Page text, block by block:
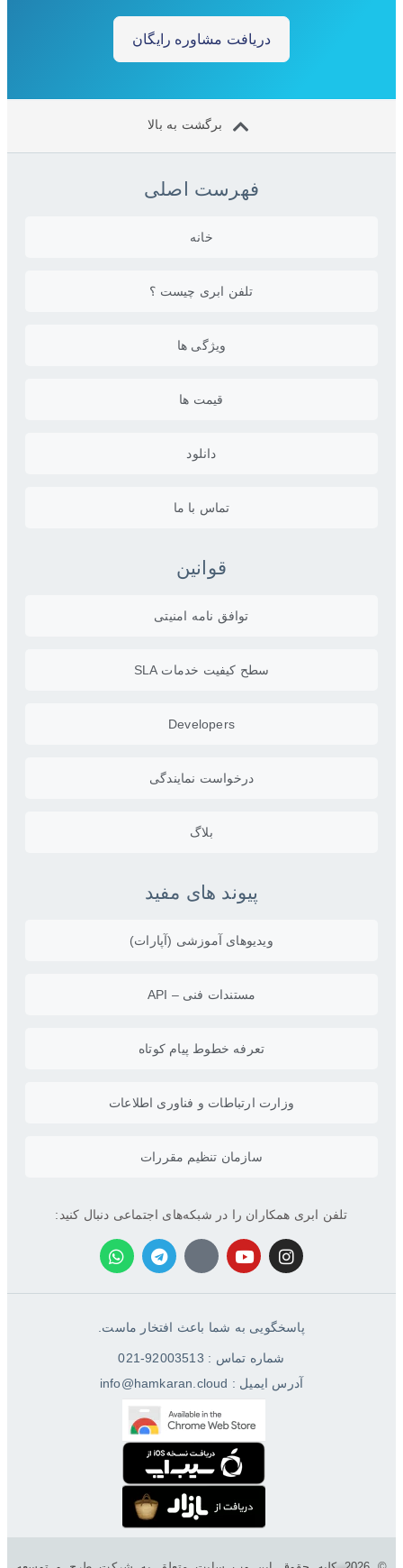
دریافت مشاوره رایگان
برگشت به بالا
فهرست اصلی
خانه
تلفن ابری چیست ؟
ویژگی ها
قیمت ها
دانلود
تماس با ما
قوانین
توافق نامه امنیتی
سطح کیفیت خدمات SLA
Developers
درخواست نمایندگی
بلاگ
پیوند های مفید
ویدیو‌های آموزشی (آپارات)
مستندات فنی – API
تعرفه خطوط پیام کوتاه
وزارت ارتباطات و فناوری اطلاعات
سازمان تنظیم مقررات
تلفن ابری همکاران را در شبکه‌های اجتماعی دنبال کنید:
پاسخگویی به شما باعث افتخار ماست.
شماره تماس : 92003513-021
آدرس ایمیل : info@hamkaran.cloud